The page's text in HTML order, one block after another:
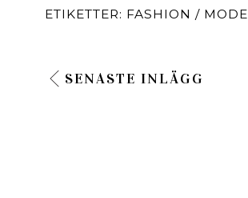
ETIKETTER: FASHION / MODE
SENASTE INLÄGG